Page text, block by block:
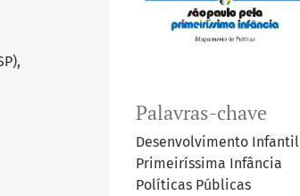
Palavras-chave
Desenvolvimento Infantil
Primeiríssima Infância
Políticas Públicas